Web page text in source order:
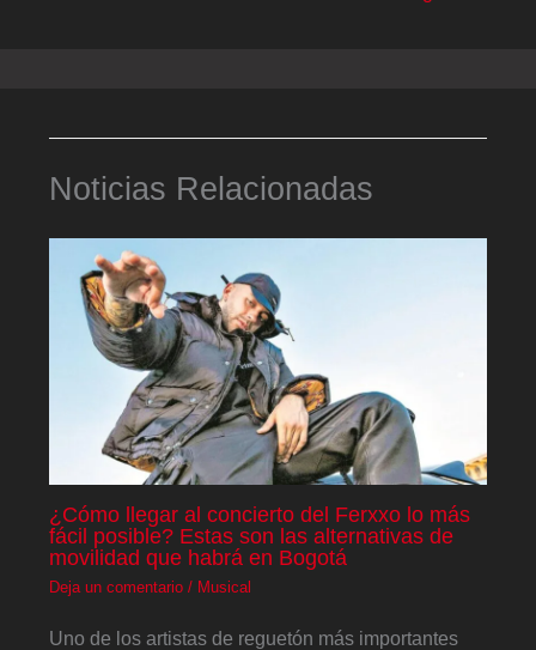
Noticias Relacionadas
¿Cómo llegar al concierto del Ferxxo lo más
fácil posible? Estas son las alternativas de
movilidad que habrá en Bogotá
Deja un comentario / Musical
Uno de los artistas de reguetón más importantes